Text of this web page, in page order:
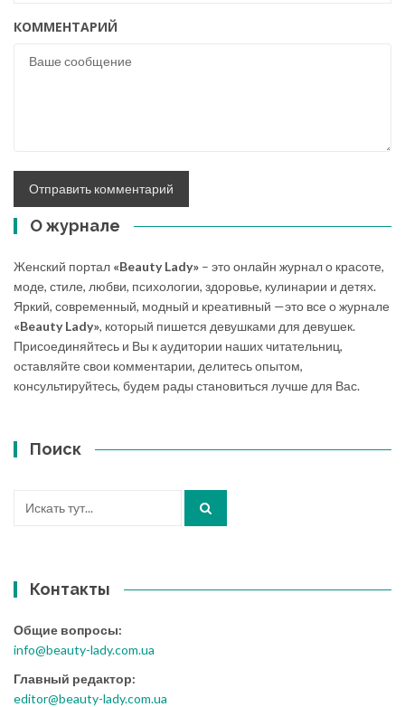
КОММЕНТАРИЙ
О журнале
Женский портал «Beauty Lady» – это онлайн журнал о красоте,
моде, стиле, любви, психологии, здоровье, кулинарии и детях.
Яркий, современный, модный и креативный —это все о журнале
«Beauty Lady», который пишется девушками для девушек.
Присоединяйтесь и Вы к аудитории наших читательниц,
оставляйте свои комментарии, делитесь опытом,
консультируйтесь, будем рады становиться лучше для Вас.
Поиск
Контакты
Общие вопросы:
info@beauty-lady.com.ua
Главный редактор:
editor@beauty-lady.com.ua